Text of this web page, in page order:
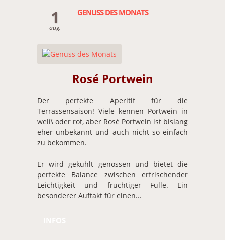
1
aug.
GENUSS DES MONATS
Rosé Portwein
Der perfekte Aperitif für die
Terrassensaison! Viele kennen Portwein in
weiß oder rot, aber Rosé Portwein ist bislang
eher unbekannt und auch nicht so einfach
zu bekommen.
Er wird gekühlt genossen und bietet die
perfekte Balance zwischen erfrischender
Leichtigkeit und fruchtiger Fülle. Ein
besonderer Auftakt für einen...